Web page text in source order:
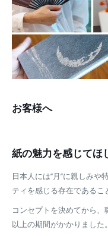
お客様へ
紙の魅力を感じてほ
日本人には“月”に親しみや
ティを感じる存在であるこ
コンセプトを決めてから
以上の期間がかかりました。